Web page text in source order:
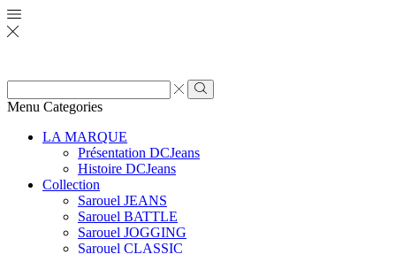
Zone
de
Rechercher
Menu Categories
LA MARQUE
Présentation DCJeans
Histoire DCJeans
Collection
Sarouel JEANS
Sarouel BATTLE
Sarouel JOGGING
Sarouel CLASSIC